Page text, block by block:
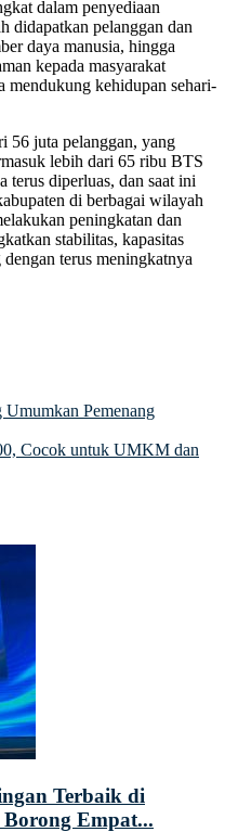
dalam penyediaan
didapatkan pelanggan dan
daya manusia, hingga
kepada masyarakat
mendukung kehidupan sehari-
56 juta pelanggan, yang
lebih dari 65 ribu BTS
diperluas, dan saat ini
di berbagai wilayah
peningkatan dan
stabilitas, kapasitas
terus meningkatnya
Umumkan Pemenang
Cocok untuk UMKM dan
Terbaik di
Borong Empat...